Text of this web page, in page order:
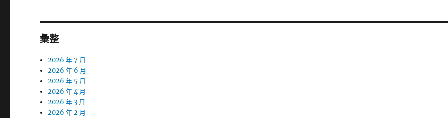
彙整
2026 年 7 月
2026 年 6 月
2026 年 5 月
2026 年 4 月
2026 年 3 月
2026 年 2 月